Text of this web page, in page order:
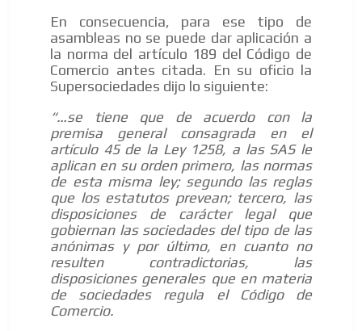
En consecuencia, para ese tipo de
asambleas no se puede dar aplicación a
la norma del artículo 189 del Código de
Comercio antes citada. En su oficio la
Supersociedades dijo lo siguiente:
“…se tiene que de acuerdo con la
premisa general consagrada en el
artículo 45 de la Ley 1258, a las SAS le
aplican en su orden primero, las normas
de esta misma ley; segundo las reglas
que los estatutos prevean; tercero, las
disposiciones de carácter legal que
gobiernan las sociedades del tipo de las
anónimas y por último, en cuanto no
resulten contradictorias, las
disposiciones generales que en materia
de sociedades regula el Código de
Comercio.